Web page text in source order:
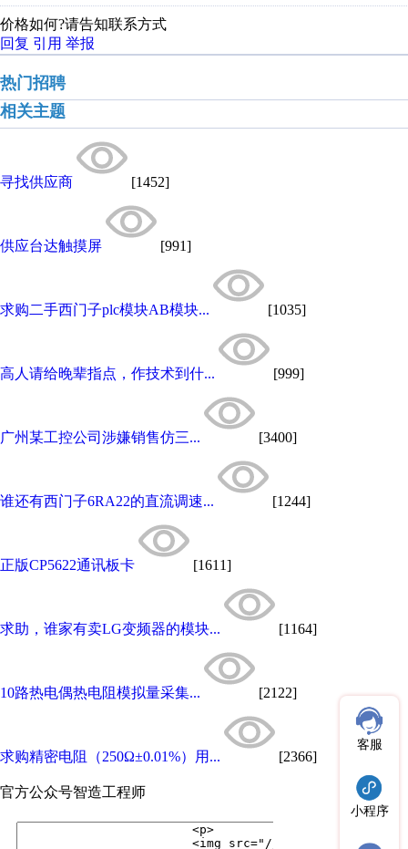
价格如何?请告知联系方式
回复 引用 举报
热门招聘
相关主题
寻找供应商 [1452]
供应台达触摸屏 [991]
求购二手西门子plc模块AB模块... [1035]
高人请给晚辈指点，作技术到什... [999]
广州某工控公司涉嫌销售仿三... [3400]
谁还有西门子6RA22的直流调速... [1244]
正版CP5622通讯板卡 [1611]
求助，谁家有卖LG变频器的模块... [1164]
10路热电偶热电阻模拟量采集... [2122]
求购精密电阻（250Ω±0.01%）用... [2366]
官方公众号智造工程师
客服
小程序